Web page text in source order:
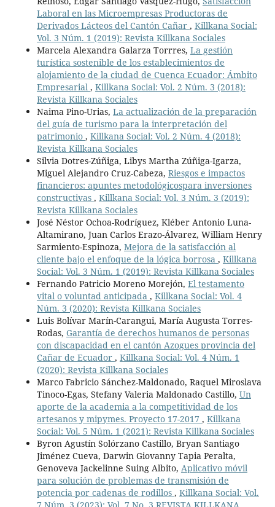
Laboral en las Microempresas Productoras de
Derivados Lácteos del Cantón Cañar , Killkana Social:
Vol. 3 Núm. 1 (2019): Revista Killkana Sociales
Marcela Alexandra Galarza Torrres, La gestión
turística sostenible de los establecimientos de
alojamiento de la ciudad de Cuenca Ecuador: Ámbito
Empresarial , Killkana Social: Vol. 2 Núm. 3 (2018):
Revista Killkana Sociales
Naima Pino-Urias, La actualización de la preparación
del guía de turismo para la interpretación del
patrimonio , Killkana Social: Vol. 2 Núm. 4 (2018):
Revista Killkana Sociales
Silvia Dotres-Zúñiga, Libys Martha Zúñiga-Igarza,
Miguel Alejandro Cruz-Cabeza, Riesgos e impactos
financieros: apuntes metodológicospara inversiones
constructivas , Killkana Social: Vol. 3 Núm. 3 (2019):
Revista Killkana Sociales
José Néstor Ochoa-Rodríguez, Kléber Antonio Luna-
Altamirano, Juan Carlos Erazo-Álvarez, William Henry
Sarmiento-Espinoza, Mejora de la satisfacción al
cliente bajo el enfoque de la lógica borrosa , Killkana
Social: Vol. 3 Núm. 1 (2019): Revista Killkana Sociales
Fernando Patricio Moreno Morejón, El testamento
vital o voluntad anticipada , Killkana Social: Vol. 4
Núm. 3 (2020): Revista Killkana Sociales
Luis Bolívar Marín-Carangui, María Augusta Torres-
Rodas, Garantía de derechos humanos de personas
con discapacidad en el cantón Azogues provincia del
Cañar de Ecuador , Killkana Social: Vol. 4 Núm. 1
(2020): Revista Killkana Sociales
Marco Fabricio Sánchez-Maldonado, Raquel Miroslava
Tinoco-Egas, Stefany Valeria Maldonado Castillo, Un
aporte de la academia a la competitividad de los
artesanos y mipymes. Proyecto 17-2017 , Killkana
Social: Vol. 5 Núm. 1 (2021): Revista Killkana Sociales
Byron Agustín Solórzano Castillo, Bryan Santiago
Jiménez Cueva, Darwin Giovanny Tapia Peralta,
Genoveva Jackelinne Suing Albito, Aplicativo móvil
para solución de problemas de transmisión de
potencia por cadenas de rodillos , Killkana Social: Vol.